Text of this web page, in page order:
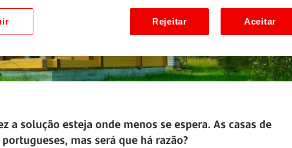
a solução esteja onde menos se espera. As casas de
mas será que há razão?
Rejeitar Aceitar